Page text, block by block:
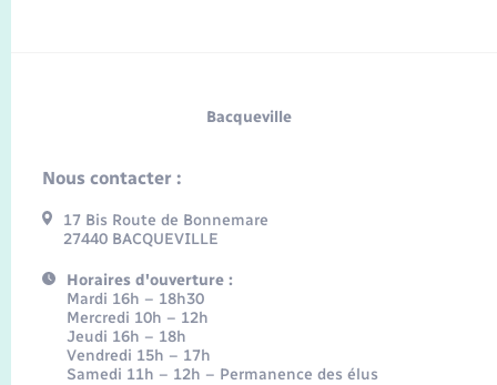
Bacqueville
Nous contacter :
17 Bis Route de Bonnemare
27440 BACQUEVILLE
Horaires d'ouverture :
Mardi 16h – 18h30
Mercredi 10h – 12h
Jeudi 16h – 18h
Vendredi 15h – 17h
Samedi 11h – 12h – Permanence des élus